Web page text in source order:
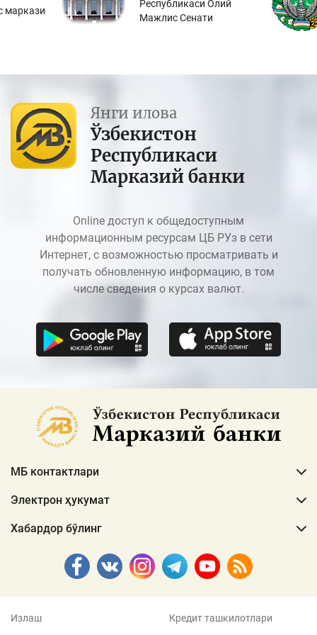
маркази
Республикаси Олий
Мажлис Сенати
Янги илова
Ўзбекистон
Республикаси
Марказий банки
Online доступ к общедоступным
информационным ресурсам ЦБ РУз в сети
Интернет, с возможностью просматривать и
получать обновленную информацию, в том
числе сведения о курсах валют.
МБ контактлари
Электрон ҳукумат
Хабардор бўлинг
Излаш Кредит ташкилотлари